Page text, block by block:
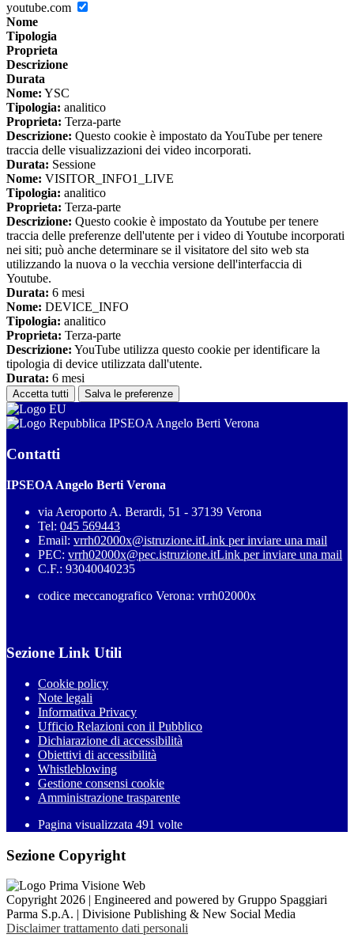
youtube.com
Nome
Tipologia
Proprieta
Descrizione
Durata
Nome: YSC
Tipologia: analitico
Proprieta: Terza-parte
Descrizione: Questo cookie è impostato da YouTube per tenere
traccia delle visualizzazioni dei video incorporati.
Durata: Sessione
Nome: VISITOR_INFO1_LIVE
Tipologia: analitico
Proprieta: Terza-parte
Descrizione: Questo cookie è impostato da Youtube per tenere
traccia delle preferenze dell'utente per i video di Youtube incorporati
nei siti; può anche determinare se il visitatore del sito web sta
utilizzando la nuova o la vecchia versione dell'interfaccia di
Youtube.
Durata: 6 mesi
Nome: DEVICE_INFO
Tipologia: analitico
Proprieta: Terza-parte
Descrizione: YouTube utilizza questo cookie per identificare la
tipologia di device utilizzata dall'utente.
Durata: 6 mesi
Accetta tutti Salva le preferenze
IPSEOA Angelo Berti Verona
Contatti
IPSEOA Angelo Berti Verona
via Aeroporto A. Berardi, 51 - 37139 Verona
Tel: 045 569443
Email: vrrh02000x@istruzione.itLink per inviare una mail
PEC: vrrh02000x@pec.istruzione.itLink per inviare una mail
C.F.: 93040040235
codice meccanografico Verona: vrrh02000x
Sezione Link Utili
Cookie policy
Note legali
Informativa Privacy
Ufficio Relazioni con il Pubblico
Dichiarazione di accessibilità
Obiettivi di accessibilità
Whistleblowing
Gestione consensi cookie
Amministrazione trasparente
Pagina visualizzata 491 volte
Sezione Copyright
Copyright 2026 | Engineered and powered by Gruppo Spaggiari
Parma S.p.A. | Divisione Publishing & New Social Media
Disclaimer trattamento dati personali